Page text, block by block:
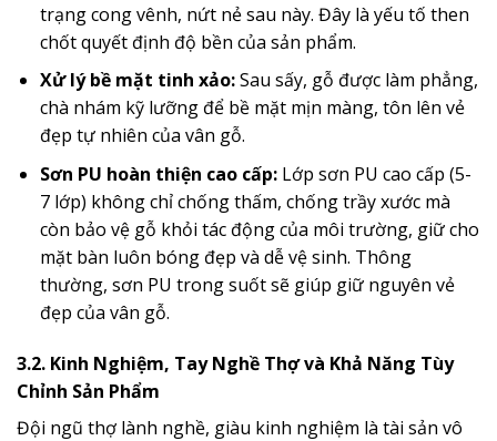
trạng cong vênh, nứt nẻ sau này. Đây là yếu tố then
chốt quyết định độ bền của sản phẩm.
Xử lý bề mặt tinh xảo:Sau sấy, gỗ được làm phẳng,
chà nhám kỹ lưỡng để bề mặt mịn màng, tôn lên vẻ
đẹp tự nhiên của vân gỗ.
Sơn PU hoàn thiện cao cấp:Lớp sơn PU cao cấp (5-
7 lớp) không chỉ chống thấm, chống trầy xước mà
còn bảo vệ gỗ khỏi tác động của môi trường, giữ cho
mặt bàn luôn bóng đẹp và dễ vệ sinh. Thông
thường, sơn PU trong suốt sẽ giúp giữ nguyên vẻ
đẹp của vân gỗ.
3.2. Kinh Nghiệm, Tay Nghề Thợ và Khả Năng Tùy
Chỉnh Sản Phẩm
Đội ngũ thợ lành nghề, giàu kinh nghiệm là tài sản vô